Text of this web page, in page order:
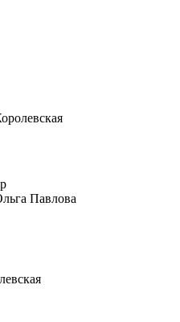
Павлова